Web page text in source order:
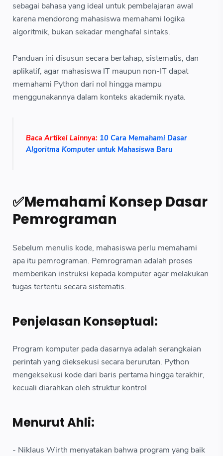
sebagai bahasa yang ideal untuk pembelajaran awal
karena mendorong mahasiswa memahami logika
algoritmik, bukan sekadar menghafal sintaks.
Panduan ini disusun secara bertahap, sistematis, dan
aplikatif, agar mahasiswa IT maupun non-IT dapat
memahami Python dari nol hingga mampu
menggunakannya dalam konteks akademik nyata.
Baca Artikel Lainnya: 10 Cara Memahami Dasar
Algoritma Komputer untuk Mahasiswa Baru
✅Memahami Konsep Dasar
Pemrograman
Sebelum menulis kode, mahasiswa perlu memahami
apa itu pemrograman. Pemrograman adalah proses
memberikan instruksi kepada komputer agar melakukan
tugas tertentu secara sistematis.
Penjelasan Konseptual:
Program komputer pada dasarnya adalah serangkaian
perintah yang dieksekusi secara berurutan. Python
mengeksekusi kode dari baris pertama hingga terakhir,
kecuali diarahkan oleh struktur kontrol
Menurut Ahli:
- Niklaus Wirth menyatakan bahwa program yang baik